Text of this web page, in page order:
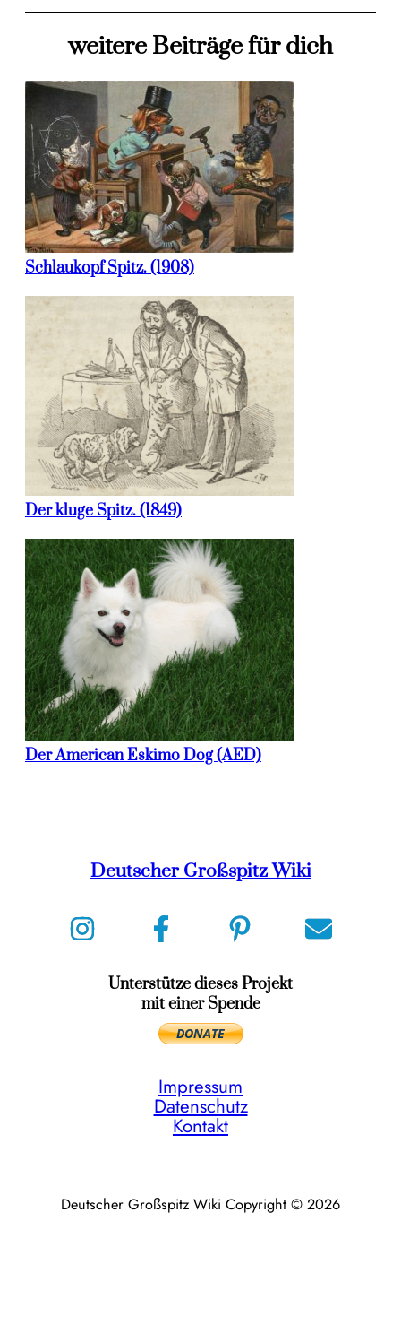
weitere Beiträge für dich
Schlaukopf Spitz. (1908)
Der kluge Spitz. (1849)
Der American Eskimo Dog (AED)
Deutscher Großspitz Wiki
Unterstütze dieses Projekt
mit einer Spende
Impressum
Datenschutz
Kontakt
Deutscher Großspitz Wiki Copyright © 2026